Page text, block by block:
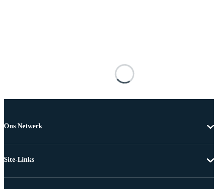
Ons Netwerk
Site-Links